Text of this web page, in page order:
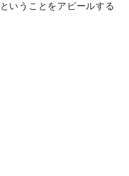
ということをアピールする